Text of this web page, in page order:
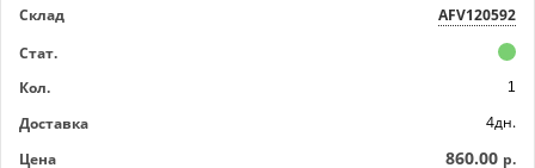
Склад
AFV120592
Стат.
Кол.
1
Доставка
4дн.
Цена
860.00 р.